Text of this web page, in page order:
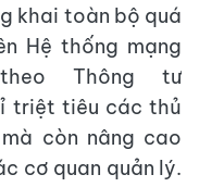
khai toàn bộ quá
Hệ thống mạng
Thông tư
triệt tiêu các thủ
còn nâng cao
cơ quan quản lý.